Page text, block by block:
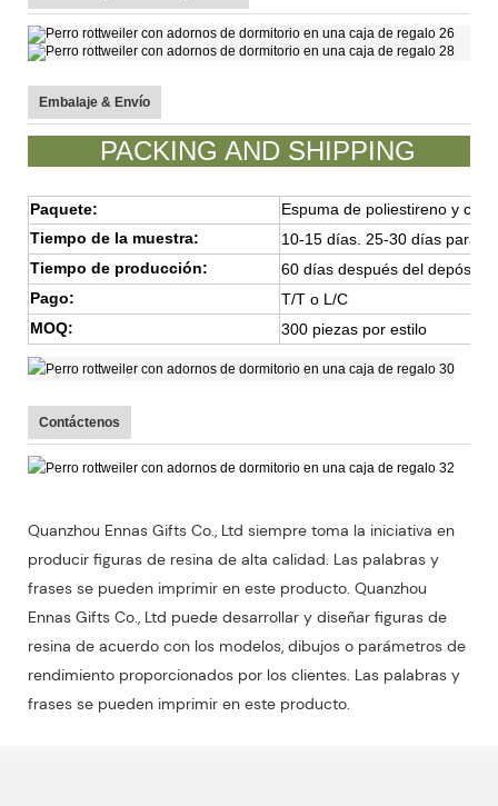
Embalaje & Envío
PACKING AND SHIPPING
Paquete:
Espuma de poliestireno y
Tiempo de la muestra:
10-15 días. 25-30 días para
Tiempo de producción:
60 días después del depósito
Pago:
T/T o L/C
MOQ:
300 piezas por estilo
Contáctenos
Quanzhou Ennas Gifts Co., Ltd siempre toma la iniciativa en
producir figuras de resina de alta calidad. Las palabras y
frases se pueden imprimir en este producto. Quanzhou
Ennas Gifts Co., Ltd puede desarrollar y diseñar figuras de
resina de acuerdo con los modelos, dibujos o parámetros de
rendimiento proporcionados por los clientes. Las palabras y
frases se pueden imprimir en este producto.